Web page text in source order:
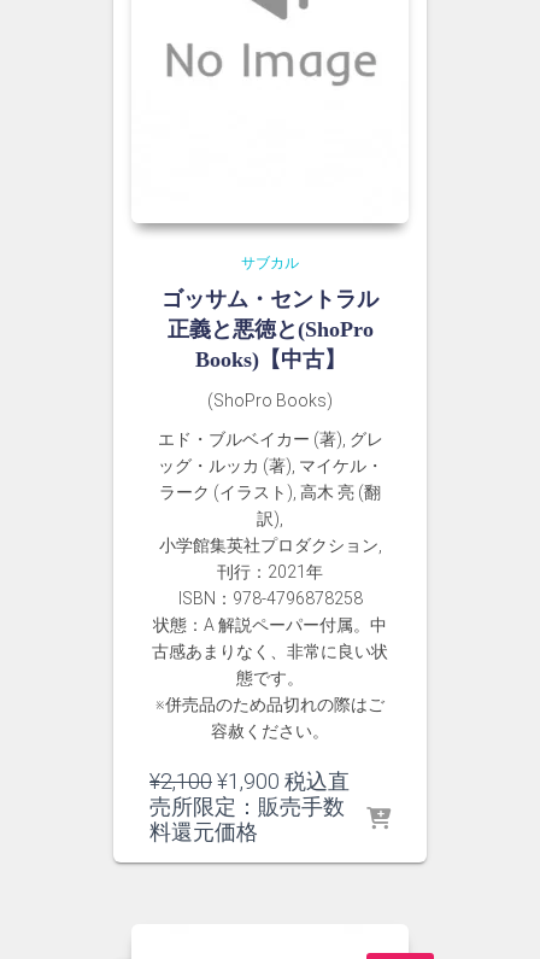
サブカル
ゴッサム・セントラル
正義と悪徳と(ShoPro
Books)【中古】
(ShoPro Books)
エド・ブルベイカー (著), グレ
ッグ・ルッカ (著), マイケル・
ラーク (イラスト), 高木 亮 (翻
訳),
小学館集英社プロダクション,
刊行：2021年
ISBN：978-4796878258
状態：A 解説ペーパー付属。中
古感あまりなく、非常に良い状
態です。
※併売品のため品切れの際はご
容赦ください。
¥2,100元
の
価
¥1,900 現
在
税込直
売所限定：販売手数
料還元価格